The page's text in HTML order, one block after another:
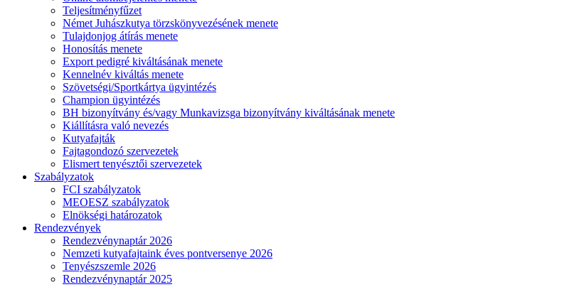
Teljesítményfűzet
Német Juhászkutya törzskönyvezésének menete
Tulajdonjog átírás menete
Honosítás menete
Export pedigré kiváltásának menete
Kennelnév kiváltás menete
Szövetségi/Sportkártya ügyintézés
Champion ügyintézés
BH bizonyítvány és/vagy Munkavizsga bizonyítvány kiváltásának menete
Kiállításra való nevezés
Kutyafajták
Fajtagondozó szervezetek
Elismert tenyésztői szervezetek
Szabályzatok
FCI szabályzatok
MEOESZ szabályzatok
Elnökségi határozatok
Rendezvények
Rendezvénynaptár 2026
Nemzeti kutyafajtaink éves pontversenye 2026
Tenyészszemle 2026
Rendezvénynaptár 2025